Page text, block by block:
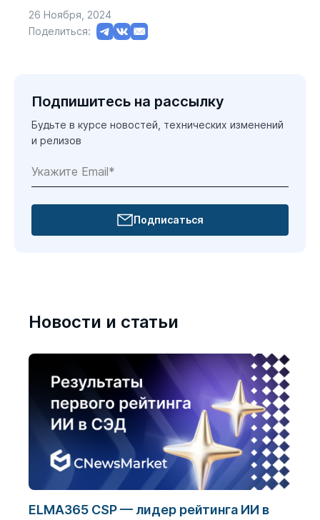
26 Ноября, 2024
Поделиться:
Подпишитесь на рассылку
Будьте в курсе новостей, технических изменений
и релизов
Подписаться
Новости и статьи
ELMA365 CSP — лидер рейтинга ИИ в